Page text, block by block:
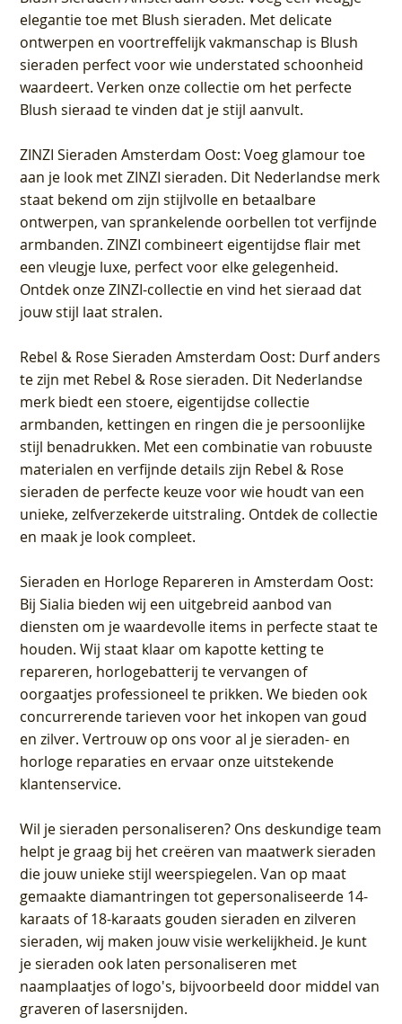
elegantie toe met Blush sieraden. Met delicate
ontwerpen en voortreffelijk vakmanschap is Blush
sieraden perfect voor wie understated schoonheid
waardeert. Verken onze collectie om het perfecte
Blush sieraad te vinden dat je stijl aanvult.
ZINZI Sieraden Amsterdam Oost: Voeg glamour toe
aan je look met ZINZI sieraden. Dit Nederlandse merk
staat bekend om zijn stijlvolle en betaalbare
ontwerpen, van sprankelende oorbellen tot verfijnde
armbanden. ZINZI combineert eigentijdse flair met
een vleugje luxe, perfect voor elke gelegenheid.
Ontdek onze ZINZI-collectie en vind het sieraad dat
jouw stijl laat stralen.
Rebel & Rose Sieraden Amsterdam Oost: Durf anders
te zijn met Rebel & Rose sieraden. Dit Nederlandse
merk biedt een stoere, eigentijdse collectie
armbanden, kettingen en ringen die je persoonlijke
stijl benadrukken. Met een combinatie van robuuste
materialen en verfijnde details zijn Rebel & Rose
sieraden de perfecte keuze voor wie houdt van een
unieke, zelfverzekerde uitstraling. Ontdek de collectie
en maak je look compleet.
Sieraden en Horloge Repareren in Amsterdam Oost:
Bij Sialia bieden wij een uitgebreid aanbod van
diensten om je waardevolle items in perfecte staat te
houden. Wij staat klaar om kapotte ketting te
repareren, horlogebatterij te vervangen of
oorgaatjes professioneel te prikken. We bieden ook
concurrerende tarieven voor het inkopen van goud
en zilver. Vertrouw op ons voor al je sieraden- en
horloge reparaties en ervaar onze uitstekende
klantenservice.
Wil je sieraden personaliseren? Ons deskundige team
helpt je graag bij het creëren van maatwerk sieraden
die jouw unieke stijl weerspiegelen. Van op maat
gemaakte diamantringen tot gepersonaliseerde 14-
karaats of 18-karaats gouden sieraden en zilveren
sieraden, wij maken jouw visie werkelijkheid. Je kunt
je sieraden ook laten personaliseren met
naamplaatjes of logo's, bijvoorbeeld door middel van
graveren of lasersnijden.